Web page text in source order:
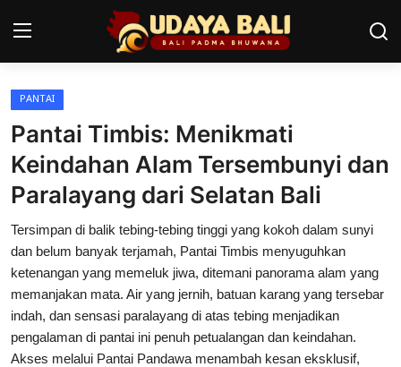
Home
Pura
Desa Adat
Tradisi
Kearifan lokal
Alam Bali
Seni
PANTAI
Pantai Timbis: Menikmati
Keindahan Alam Tersembunyi dan
Paralayang dari Selatan Bali
Tersimpan di balik tebing-tebing tinggi yang kokoh dalam sunyi
dan belum banyak terjamah, Pantai Timbis menyuguhkan
ketenangan yang memeluk jiwa, ditemani panorama alam yang
memanjakan mata. Air yang jernih, batuan karang yang tersebar
indah, dan sensasi paralayang di atas tebing menjadikan
pengalaman di pantai ini penuh petualangan dan keindahan.
Akses melalui Pantai Pandawa menambah kesan eksklusif,